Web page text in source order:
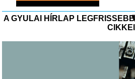
A GYULAI HÍRLAP LEGFRISSEBB
CIKKEI